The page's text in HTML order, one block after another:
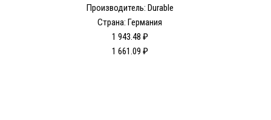
Производитель: Durable
Страна: Германия
1 943.48 ₽
1 661.09 ₽